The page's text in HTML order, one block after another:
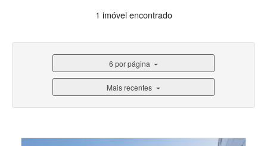
1 imóvel encontrado
6 por página
Mais recentes